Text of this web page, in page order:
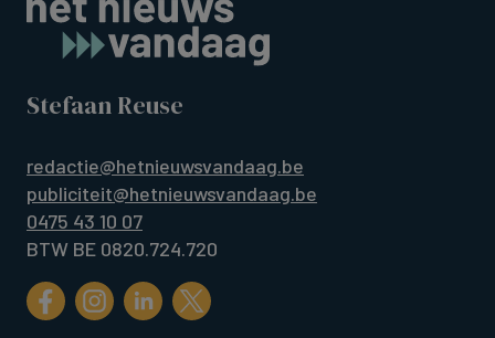
Stefaan Reuse
redactie@hetnieuwsvandaag.be
publiciteit@hetnieuwsvandaag.be
0475 43 10 07
BTW BE 0820.724.720